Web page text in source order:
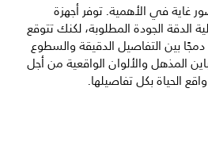
غاية في الأهمية. توفر أجهزة
الدقة الجودة المطلوبة، لكنك تتوقع
دمجًا بين التفاصيل الدقيقة والسطوع
المذهل والألوان الواقعية من أجل
الحياة بكل تفاصيلها.